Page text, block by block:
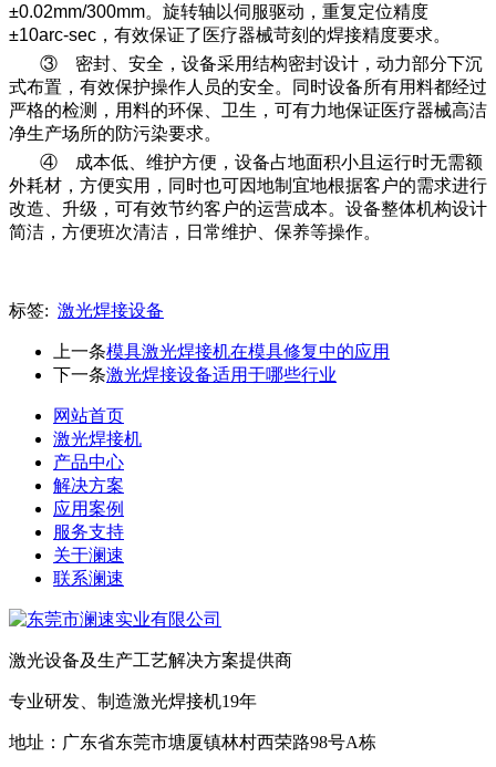
±0.02mm/300mm。旋转轴以伺服驱动，重复定位精度
±10arc-sec，有效保证了医疗器械苛刻的焊接精度要求。
③ 密封、安全，设备采用结构密封设计，动力部分下沉
式布置，有效保护操作人员的安全。同时设备所有用料都经过
严格的检测，用料的环保、卫生，可有力地保证医疗器械高洁
净生产场所的防污染要求。
④ 成本低、维护方便，设备占地面积小且运行时无需额
外耗材，方便实用，同时也可因地制宜地根据客户的需求进行
改造、升级，可有效节约客户的运营成本。设备整体机构设计
简洁，方便班次清洁，日常维护、保养等操作。
标签: 激光焊接设备
上一条模具激光焊接机在模具修复中的应用
下一条激光焊接设备适用于哪些行业
网站首页
激光焊接机
产品中心
解决方案
应用案例
服务支持
关于澜速
联系澜速
激光设备及生产工艺解决方案提供商
专业研发、制造激光焊接机19年
地址：广东省东莞市塘厦镇林村西荣路98号A栋